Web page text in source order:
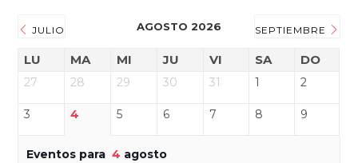
JULIO AGOSTO 2026 SEPTIEMBRE
LU MA MI JU VI SA DO
27 28 29 30 31 1 2
3 4 5 6 7 8 9
Eventos para 4 agosto